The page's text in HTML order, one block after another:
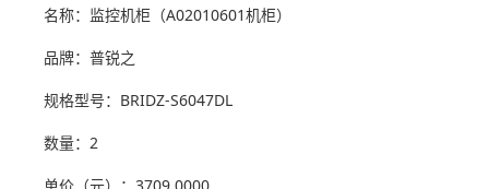
名称：监控机柜（A02010601机柜）
品牌：普锐之
规格型号：BRIDZ-S6047DL
数量：2